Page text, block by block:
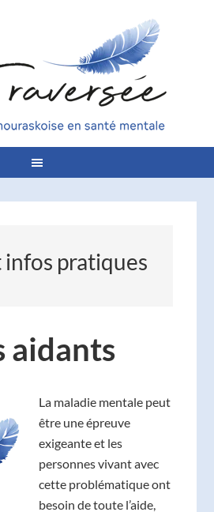
infos pratiques
aidants
La maladie mentale peut
être une épreuve
exigeante et les
personnes vivant avec
cette problématique ont
besoin de toute l’aide,